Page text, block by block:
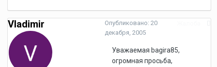
Vladimir Опубликовано: 20
декабря, 2005
Уважаемая bagira85,
огромная просьба,